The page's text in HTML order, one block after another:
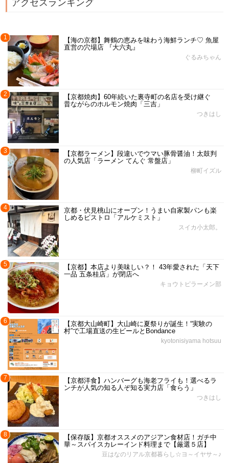
アクセスランキング
1
【海の京都】舞鶴の恵みを味わう海鮮ランチ♡ 魚屋
直営の穴場店 『大六丸』
ぐるみちゃん
2
【京都焼肉】60年続いた裏寺町の名店を受け継ぐ
昔ながらのホルモン焼肉「三吉」
つきはし
3
【京都ラーメン】段違いでウマい豚骨醤油！太鼓判
の人気店「ラーメン てんぐ 常盤店」
柳町イズル
4
京都・伏見桃山にオープン！うまい自家製パンも楽
しめるビストロ「アルケミスト」
スイカ小太郎。
5
【京都】本店より美味しい？！ 43年愛された「天下
一品 五条桂店」が閉店へ
キョウトピラーメン部
6
【京都大山崎町】大山崎に夏祭りが誕生！“実験の
村”で工場直送の生ビールとBondance
kyotonisiyama hotsuu
7
【京都洋食】ハンバーグも海老フライも！選べるラ
ンチが人気の知る人ぞ知る実力店「食らう」
つきはし
8
【保存版】京都オススメのアジアン食材店！ガチ中
華～スパイスカレーインド料理まで【厳選５店】
豆はなのリアル京都暮らし☆ヨ～イヤサ～♪